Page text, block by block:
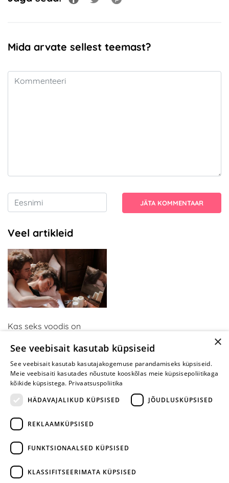
Mida arvate sellest teemast?
JÄTA KOMMENTAAR
Veel artikleid
Kas seks voodis on
olete neid mänge
proovinud, mõtlete teisiti
×
See veebisait kasutab küpsiseid
See veebisait kasutab kasutajakogemuse parandamiseks küpsiseid.
Meie veebisaiti kasutades nõustute kooskõlas meie küpsisepoliitikaga
kõikide küpsistega. Privaatsuspoliitika
HÄDAVAJALIKUD KÜPSISED
JÕUDLUSKÜPSISED
REKLAAMKÜPSISED
FUNKTSIONAALSED KÜPSISED
KLASSIFITSEERIMATA KÜPSISED